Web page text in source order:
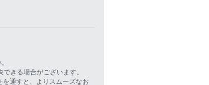
きる場合がございます。
通すと、よりスムーズなお